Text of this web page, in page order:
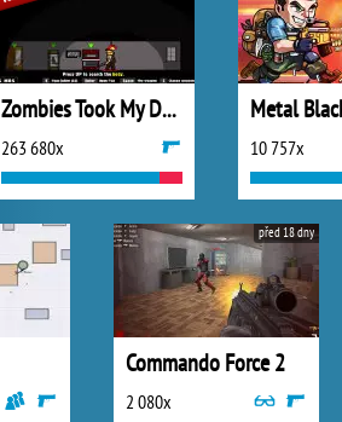
Zombies Took My Daughter
263 680x
Metal
10 757x
Commando Force 2
2 080x
před 18 dny